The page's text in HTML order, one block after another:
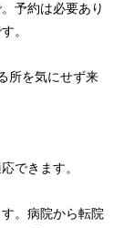
予約は必要あり
。
所を気にせず来
できます。
。病院から転院